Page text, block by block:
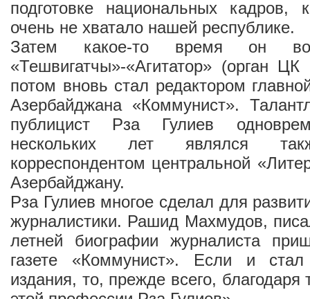
подготовке национальных
очень не хватало нашей республике.
Затем какое-то время он
«Тешвигатчы»-«Агитатор» (орган
потом вновь стал редактором
Азербайджана «Коммунист».
публицист Рза Гулиев
нескольких лет являлся
корреспондентом центральной
Азербайджану.
Рза Гулиев многое сделал для
журналистики. Рашид Махмудов,
летней биографии журналиста
газете «Коммунист». Если и стал
издания, то, прежде всего,